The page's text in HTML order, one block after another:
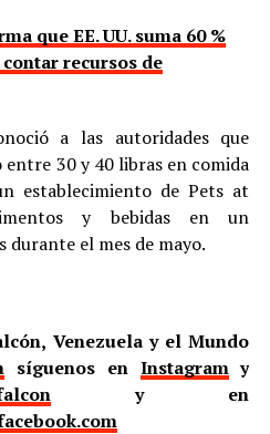
que EE. UU. suma 60 %
recursos de
a las autoridades que
entre 30 y 40 libras en comida
establecimiento de Pets at
y bebidas en un
durante el mes de mayo.
Venezuela y el Mundo
síguenos en Instagramy
y en